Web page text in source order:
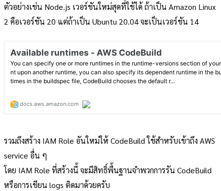
ตัวอย่างเช่น Node.js เวอร์ชันใหม่สุดที่ใช้ได้ ถ้าเป็น Amazon Linux
2 คือเวอร์ชัน 20 แต่ถ้าเป็น Ubuntu 20.04 จะเป็นเวอร์ชัน 14
รวมถึงสร้าง IAM Role อันใหม่ให้ CodeBuild ใช้สำหรับเข้าถึง AWS
service อื่น ๆ
โดย IAM Role ที่สร้างนี้ จะมีสิทธิ์พื้นฐานจำพวกการรัน CodeBuild
หรือการเขียน logs ติดมาด้วยครับ